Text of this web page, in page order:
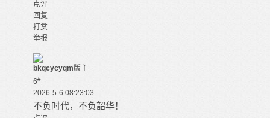
点评
回复
打赏
举报
bkqcycyqm版主
6#
2026-5-6 08:23:03
不负时代，不负韶华！